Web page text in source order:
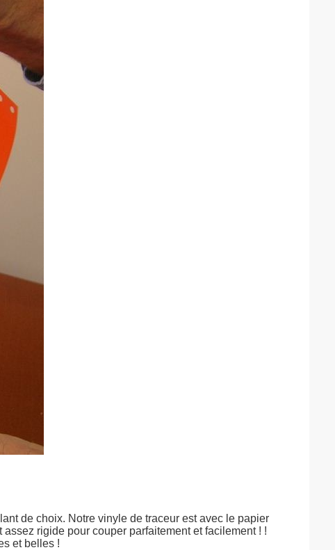
de choix. Notre vinyle de traceur est avec le papier
rigide pour couper parfaitement et facilement ! !
et belles !